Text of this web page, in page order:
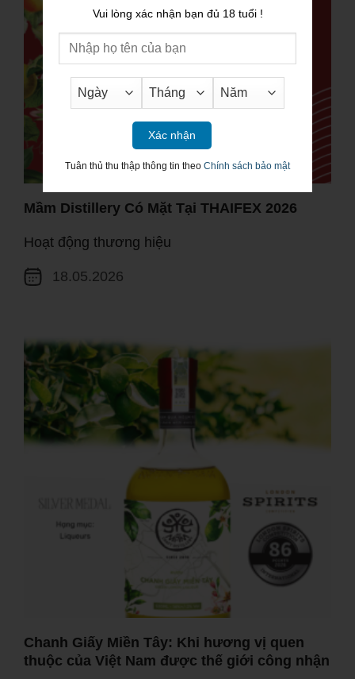
Vui lòng xác nhận bạn đủ 18 tuổi !
Xác nhận
Tuân thủ thu thập thông tin theo Chính sách bảo mật
Hoạt động thương hiệu
Mầm Distillery Có Mặt Tại THAIFEX 2026
18.05.2026
Chanh Giấy Miền Tây: Khi hương vị quen
thuộc của Việt Nam được thế giới công nhận